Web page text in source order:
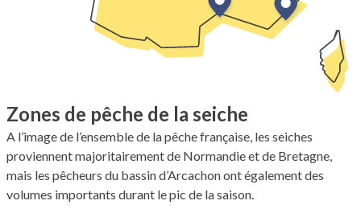
Zones de pêche de la seiche
A l’image de l’ensemble de la pêche française, les seiches
proviennent majoritairement de Normandie et de Bretagne,
mais les pêcheurs du bassin d’Arcachon ont également des
volumes importants durant le pic de la saison.